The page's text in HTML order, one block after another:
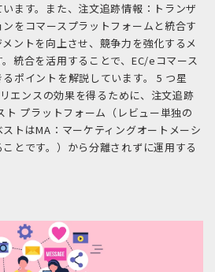
ます。また、注文追跡情報：トランザ
をコマースプラットフォームと統合す
ントを向上させ、競争力を強化するメ
統合を活用することで、EC/eコマース
ポイントを解説しています。 5 つ星
エンスの効果を得るために、注文追跡
ト プラットフォーム（レビュー単独の
トはMA：マーケティングオートメーシ
とです。）から分離されずに運用する